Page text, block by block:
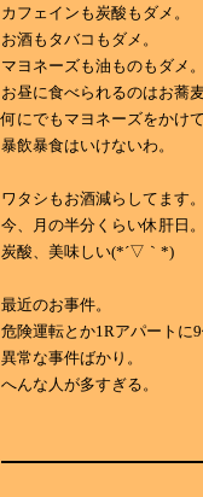
カフェインも炭酸もダメ。
お酒もタバコもダメ。
マヨネーズも油ものもダメ
お昼に食べられるのはお蕎
何にでもマヨネーズをかけ
暴飲暴食はいけないわ。
ワタシもお酒減らしてます
今、月の半分くらい休肝日
炭酸、美味しい(*´▽｀*)
最近のお事件。
危険運転とか1Rアパートに
異常な事件ばかり。
へんな人が多すぎる。